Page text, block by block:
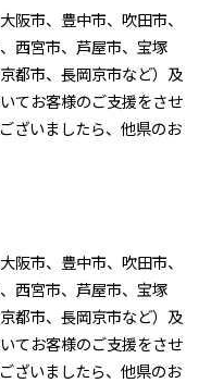
阪市、豊中市、吹田市、
西宮市、芦屋市、宝塚
都市、長岡京市など）及
てお客様のご支援をさせ
ざいましたら、他県のお
阪市、豊中市、吹田市、
西宮市、芦屋市、宝塚
都市、長岡京市など）及
てお客様のご支援をさせ
ざいましたら、他県のお